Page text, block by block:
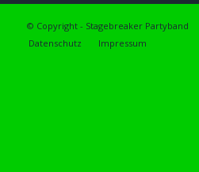
© Copyright - Stagebreaker Partyband
Datenschutz
Impressum